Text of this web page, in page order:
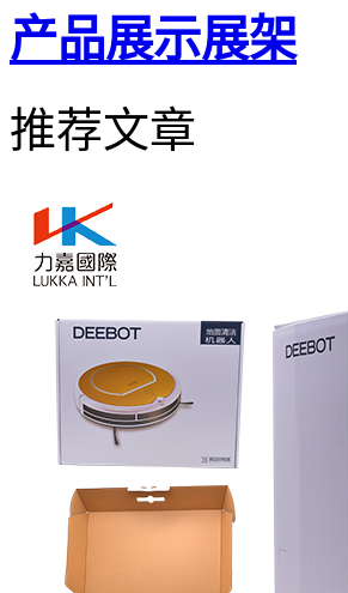
产品展示展架
推荐文章